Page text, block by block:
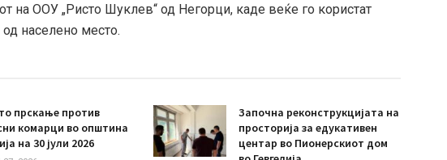
на ООУ „Ристо Шуклев“ од Негорци, каде веќе го користат
населено место.
прскање против
комарци во општина
на 30 јули 2026
Започна реконструкцијата на
просторија за едукативен
центар во Пионерскиот дом